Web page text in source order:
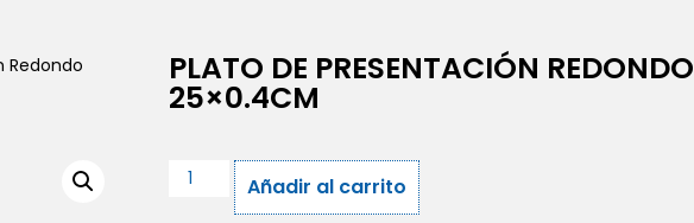
PLATO DE PRESENTACIÓN REDONDO
25×0.4CM
Añadir al carrito